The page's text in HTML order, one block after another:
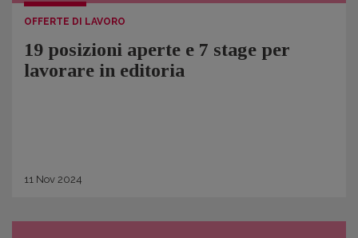
OFFERTE DI LAVORO
19 posizioni aperte e 7 stage per
lavorare in editoria
11 Nov 2024